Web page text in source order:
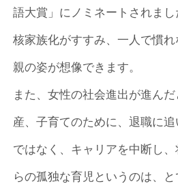
語大賞」にノミネートされまし
核家族化がすすみ、一人で慣
親の姿が想像できます。
また、女性の社会進出が進ん
産、子育てのために、退職に
ではなく、キャリアを中断し
らの孤独な育児というのは、と